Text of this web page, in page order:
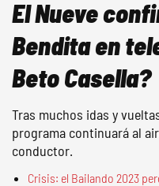
El Nueve
Bendita en
Beto Casella?
Tras muchos idas y
programa continuará al
conductor.
Crisis: el Bailando 2023